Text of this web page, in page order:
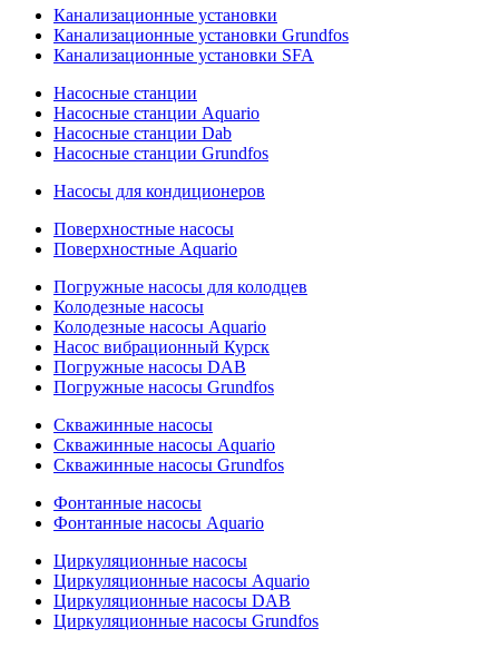
Канализационные установки
Канализационные установки Grundfos
Канализационные установки SFA
Насосные станции
Насосные станции Aquario
Насосные станции Dab
Насосные станции Grundfos
Насосы для кондиционеров
Поверхностные насосы
Поверхностные Aquario
Погружные насосы для колодцев
Колодезные насосы
Колодезные насосы Aquario
Насос вибрационный Курск
Погружные насосы DAB
Погружные насосы Grundfos
Скважинные насосы
Скважинные насосы Aquario
Скважинные насосы Grundfos
Фонтанные насосы
Фонтанные насосы Aquario
Циркуляционные насосы
Циркуляционные насосы Aquario
Циркуляционные насосы DAB
Циркуляционные насосы Grundfos